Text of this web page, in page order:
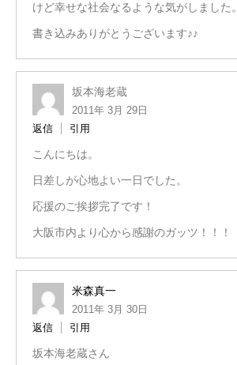
けど幸せな社会なるような気がしました。
書き込みありがとうございます♪♪
坂本海老蔵
2011年 3月 29日
返信
引用
こんにちは。
日差しが心地よい一日でした。
応援のご挨拶完了です！
大阪市内より心から感謝のガッツ！！！
米森真一
2011年 3月 30日
返信
引用
坂本海老蔵さん